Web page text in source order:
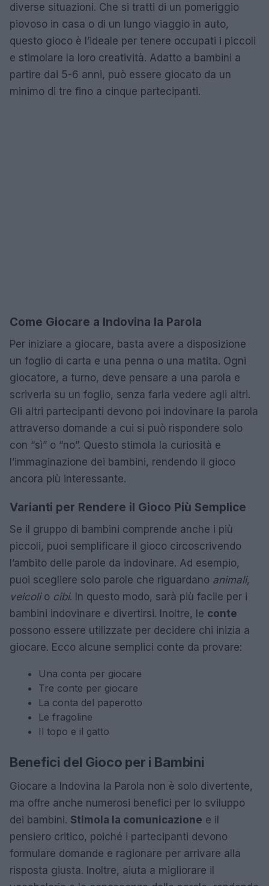
diverse situazioni. Che si tratti di un pomeriggio
piovoso in casa o di un lungo viaggio in auto,
questo gioco è l’ideale per tenere occupati i piccoli
e stimolare la loro creatività. Adatto a bambini a
partire dai 5-6 anni, può essere giocato da un
minimo di tre fino a cinque partecipanti.
Come Giocare a Indovina la Parola
Per iniziare a giocare, basta avere a disposizione
un foglio di carta e una penna o una matita. Ogni
giocatore, a turno, deve pensare a una parola e
scriverla su un foglio, senza farla vedere agli altri.
Gli altri partecipanti devono poi indovinare la parola
attraverso domande a cui si può rispondere solo
con “sì” o “no”. Questo stimola la curiosità e
l’immaginazione dei bambini, rendendo il gioco
ancora più interessante.
Varianti per Rendere il Gioco Più Semplice
Se il gruppo di bambini comprende anche i più
piccoli, puoi semplificare il gioco circoscrivendo
l’ambito delle parole da indovinare. Ad esempio,
puoi scegliere solo parole che riguardano animali,
veicolio cibi. In questo modo, sarà più facile per i
bambini indovinare e divertirsi. Inoltre, le conte
possono essere utilizzate per decidere chi inizia a
giocare. Ecco alcune semplici conte da provare:
Una conta per giocare
Tre conte per giocare
La conta del paperotto
Le fragoline
Il topo e il gatto
Benefici del Gioco per i Bambini
Giocare a Indovina la Parola non è solo divertente,
ma offre anche numerosi benefici per lo sviluppo
dei bambini. Stimola la comunicazione e il
pensiero critico, poiché i partecipanti devono
formulare domande e ragionare per arrivare alla
risposta giusta. Inoltre, aiuta a migliorare il